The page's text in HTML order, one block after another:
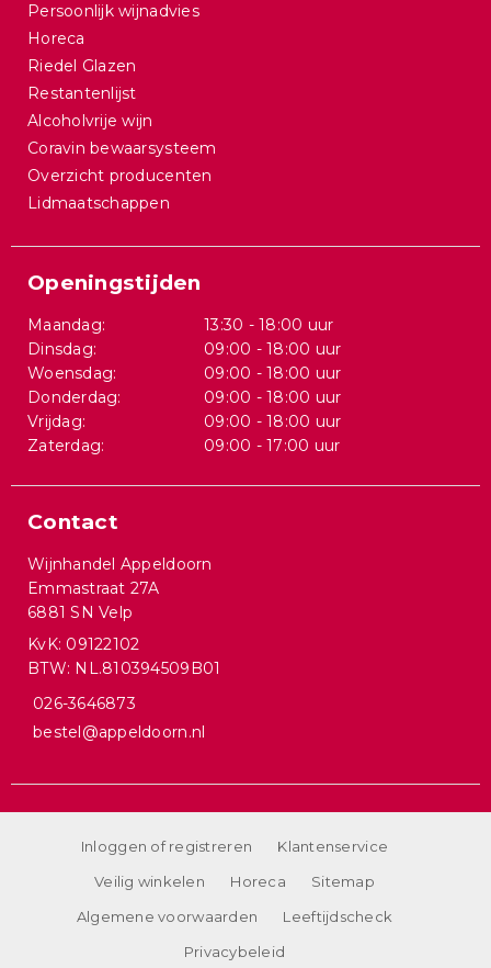
Persoonlijk wijnadvies
Horeca
Riedel Glazen
Restantenlijst
Alcoholvrije wijn
Coravin bewaarsysteem
Overzicht producenten
Lidmaatschappen
Openingstijden
Maandag:
13:30 - 18:00 uur
Dinsdag:
09:00 - 18:00 uur
Woensdag:
09:00 - 18:00 uur
Donderdag:
09:00 - 18:00 uur
Vrijdag:
09:00 - 18:00 uur
Zaterdag:
09:00 - 17:00 uur
Contact
Wijnhandel Appeldoorn
Emmastraat 27A
6881 SN Velp
KvK: 09122102
BTW: NL.810394509B01
026-3646873
bestel@appeldoorn.nl
Inloggen of registreren
Klantenservice
Veilig winkelen
Horeca
Sitemap
Algemene voorwaarden
Leeftijdscheck
Privacybeleid